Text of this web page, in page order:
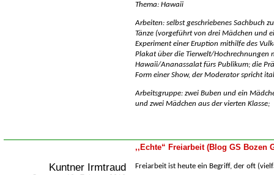
Thema: Hawaii
Arbeiten: selbst geschriebenes Sachbuch
Tänze (vorgeführt von drei Mädchen und
Experiment einer Eruption mithilfe des
Plakat über die Tierwelt/Hochrechnungen
Hawaii/Ananassalat fürs Publikum; die
Form einer Show, der Moderator spricht
Arbeitsgruppe: zwei Buben und ein
und zwei Mädchen aus der vierten Klasse;
,,Echte“ Freiarbeit (Blog GS Bozen
Kuntner Irmtraud Freiarbeit ist heute ein Begriff, der oft